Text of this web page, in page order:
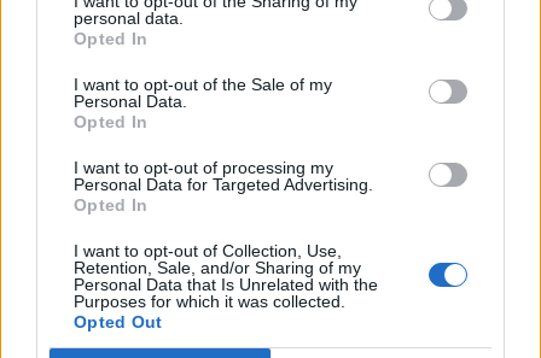
personal data.
Opted In
I want to opt-out of the Sale of my
Personal Data.
Opted In
I want to opt-out of processing my
Personal Data for Targeted Advertising.
Opted In
I want to opt-out of Collection, Use,
Retention, Sale, and/or Sharing of my
Personal Data that Is Unrelated with the
Purposes for which it was collected.
Opted Out
Dažniausi vitamino D perdozavimo požymiai: galvos
svaigimas, bendras silpnumas, mieguistumas,
sumažėjęs apetitas, troškulys, pykinimas, vėmimas,
galvos skausmas, užkietėję viduriai.
Kai vitamino D susikaupia ypač daug , gali sutrikti